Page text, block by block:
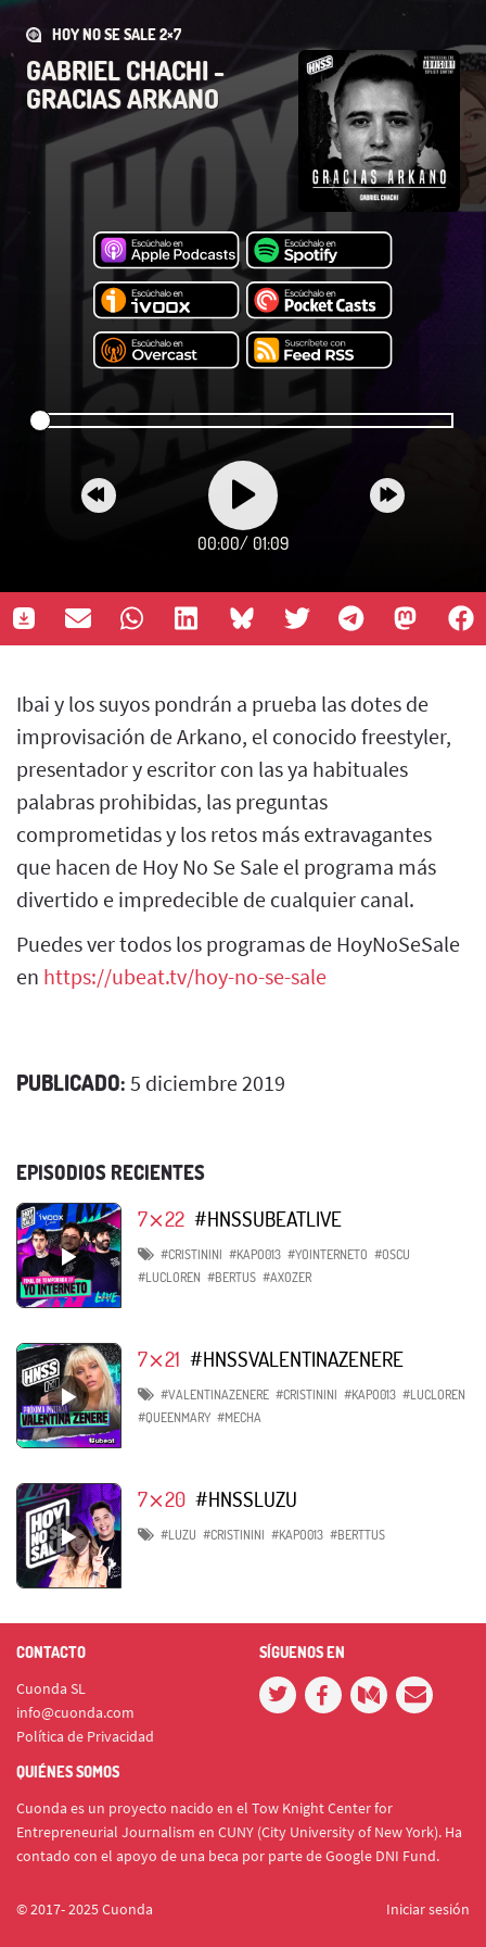
HOY NO SE SALE 2×7
GABRIEL CHACHI -
GRACIAS ARKANO
00:00/ 01:09
Ibai y los suyos pondrán a prueba las dotes de
improvisación de Arkano, el conocido freestyler,
presentador y escritor con las ya habituales
palabras prohibidas, las preguntas
comprometidas y los retos más extravagantes
que hacen de Hoy No Se Sale el programa más
divertido e impredecible de cualquier canal.
Puedes ver todos los programas de HoyNoSeSale
en https://ubeat.tv/hoy-no-se-sale
PUBLICADO: 5 diciembre 2019
EPISODIOS RECIENTES
7⨯22 #HNSSUBEATLIVE
#CRISTININI #KAPO013 #YOINTERNETO #OSCU
#LUCLOREN #BERTUS #AXOZER
7⨯21 #HNSSVALENTINAZENERE
#VALENTINAZENERE #CRISTININI #KAPO013 #LUCLOREN
#QUEENMARY #MECHA
7⨯20 #HNSSLUZU
#LUZU #CRISTININI #KAPO013 #BERTTUS
CONTACTO
Cuonda SL
info@cuonda.com
Política de Privacidad
SÍGUENOS EN
QUIÉNES SOMOS
Cuonda es un proyecto nacido en el Tow Knight Center for
Entrepreneurial Journalism en CUNY (City University of New York). Ha
contado con el apoyo de una beca por parte de Google DNI Fund.
© 2017- 2025 Cuonda Iniciar sesión